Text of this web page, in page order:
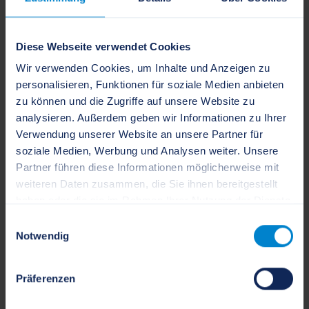
Diese Webseite verwendet Cookies
Wir verwenden Cookies, um Inhalte und Anzeigen zu
personalisieren, Funktionen für soziale Medien anbieten
zu können und die Zugriffe auf unsere Website zu
analysieren. Außerdem geben wir Informationen zu Ihrer
Verwendung unserer Website an unsere Partner für
soziale Medien, Werbung und Analysen weiter. Unsere
Partner führen diese Informationen möglicherweise mit
weiteren Daten zusammen, die Sie ihnen bereitgestellt
Notwendig
Präferenzen
Bürger*innen im Ereignisfall dienen. Die Standorte und
Notfallinformationspunkte
Wenn zum Beispiel das Mobilfunknetz und Internet
nicht zur Verfügung stehen, sollen die
Notfallinformationspunkte grundsätzlich als
Meldestelle für Notfälle und Notrufe (Ersatz für 112
Im Ereignisfall informiert die Stadt Schleswig
fortlaufend über ihre Webseite und Social-Media-